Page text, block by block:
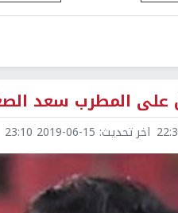
المطرب سعد
اخر تحديث: 2019-06-15 23:10